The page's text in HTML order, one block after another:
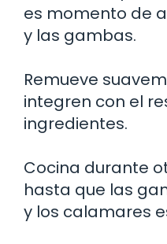
es momento de
y las gambas.
Remueve
integren con el
ingredientes.
Cocina durante
hasta que las
y los calamares